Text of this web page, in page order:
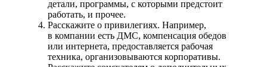
детали, программы, с которыми предстоит
работать, и прочее.
Расскажите о привилегиях. Например,
в компании есть ДМС, компенсация обедов
или интернета, предоставляется рабочая
техника, организовываются корпоративы.